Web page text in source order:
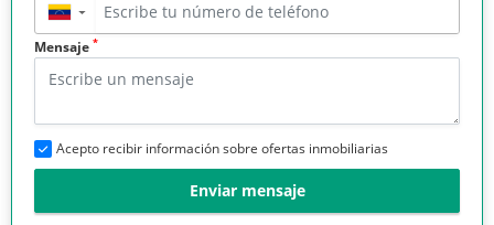
▼
Mensaje *
Acepto recibir información sobre ofertas inmobiliarias
Enviar mensaje